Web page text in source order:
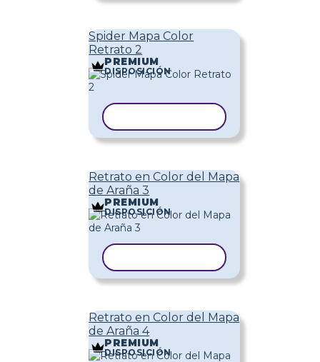
Spider Mapa Color
Retrato 2
PREMIUM
DISPOSICIÓN
Retrato en Color del Mapa
de Araña 3
PREMIUM
DISPOSICIÓN
Retrato en Color del Mapa
de Araña 4
PREMIUM
DISPOSICIÓN